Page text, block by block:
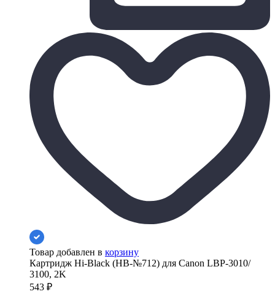
Товар добавлен в корзину
Картридж Hi-Black (HB-№712) для Canon LBP-3010/
3100, 2K
543 ₽